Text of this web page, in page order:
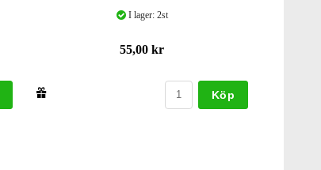
I lager: 2st
55,00 kr
Köp